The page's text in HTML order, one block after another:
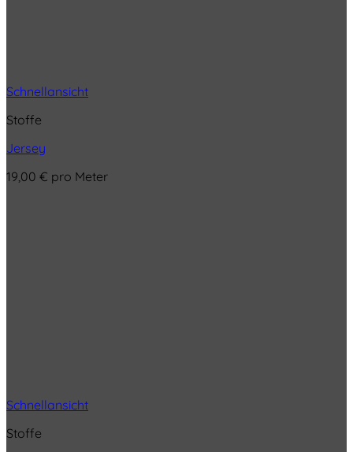
Schnellansicht
Stoffe
Jersey
19,00 € pro Meter
Schnellansicht
Stoffe